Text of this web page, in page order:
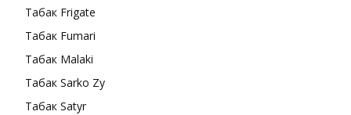
Табак Frigate
Табак Fumari
Табак Malaki
Табак Sarko Zy
Табак Satyr